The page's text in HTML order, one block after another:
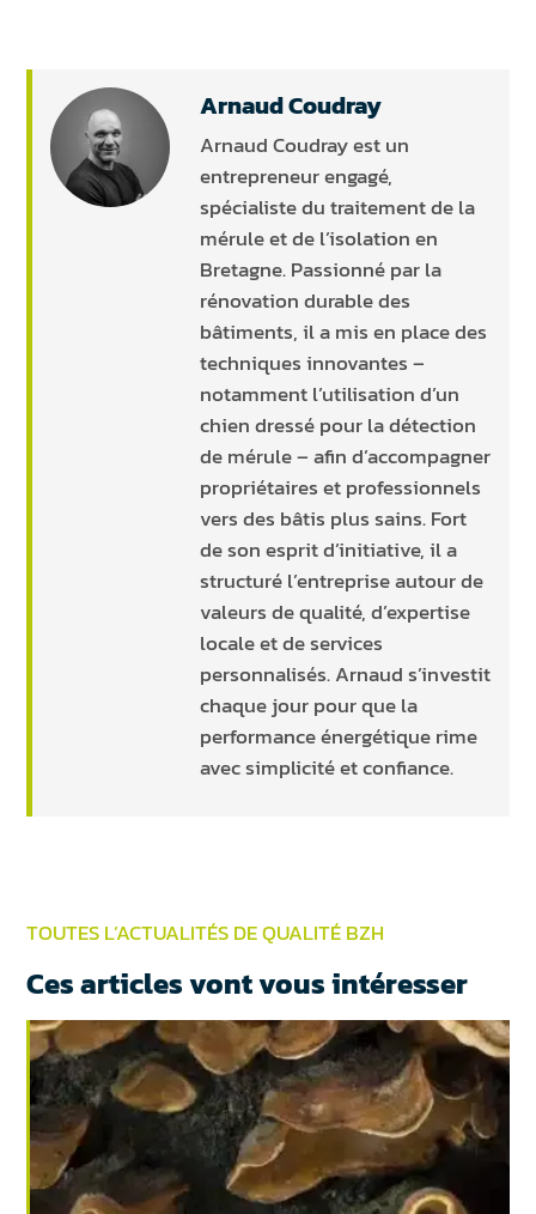
Arnaud Coudray
Arnaud Coudray est un
entrepreneur engagé,
spécialiste du traitement de la
mérule et de l’isolation en
Bretagne. Passionné par la
rénovation durable des
bâtiments, il a mis en place des
techniques innovantes –
notamment l’utilisation d’un
chien dressé pour la détection
de mérule – afin d’accompagner
propriétaires et professionnels
vers des bâtis plus sains. Fort
de son esprit d’initiative, il a
structuré l’entreprise autour de
valeurs de qualité, d’expertise
locale et de services
personnalisés. Arnaud s’investit
chaque jour pour que la
performance énergétique rime
avec simplicité et confiance.
TOUTES L’ACTUALITÉS DE QUALITÉ BZH
Ces articles vont vous intéresser